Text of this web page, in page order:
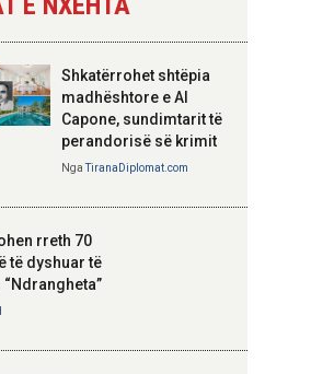
Hoxha takim me
zyrtarë të lartë të
DASH: Angazhim i
përbashkët për
strategjik
Shkatërrohet shtëpia
madhështore e Al
Capone, sundimtarit të
perandorisë së krimit
NgaTiranaDiplomat.com
rreth 70
të dyshuar të